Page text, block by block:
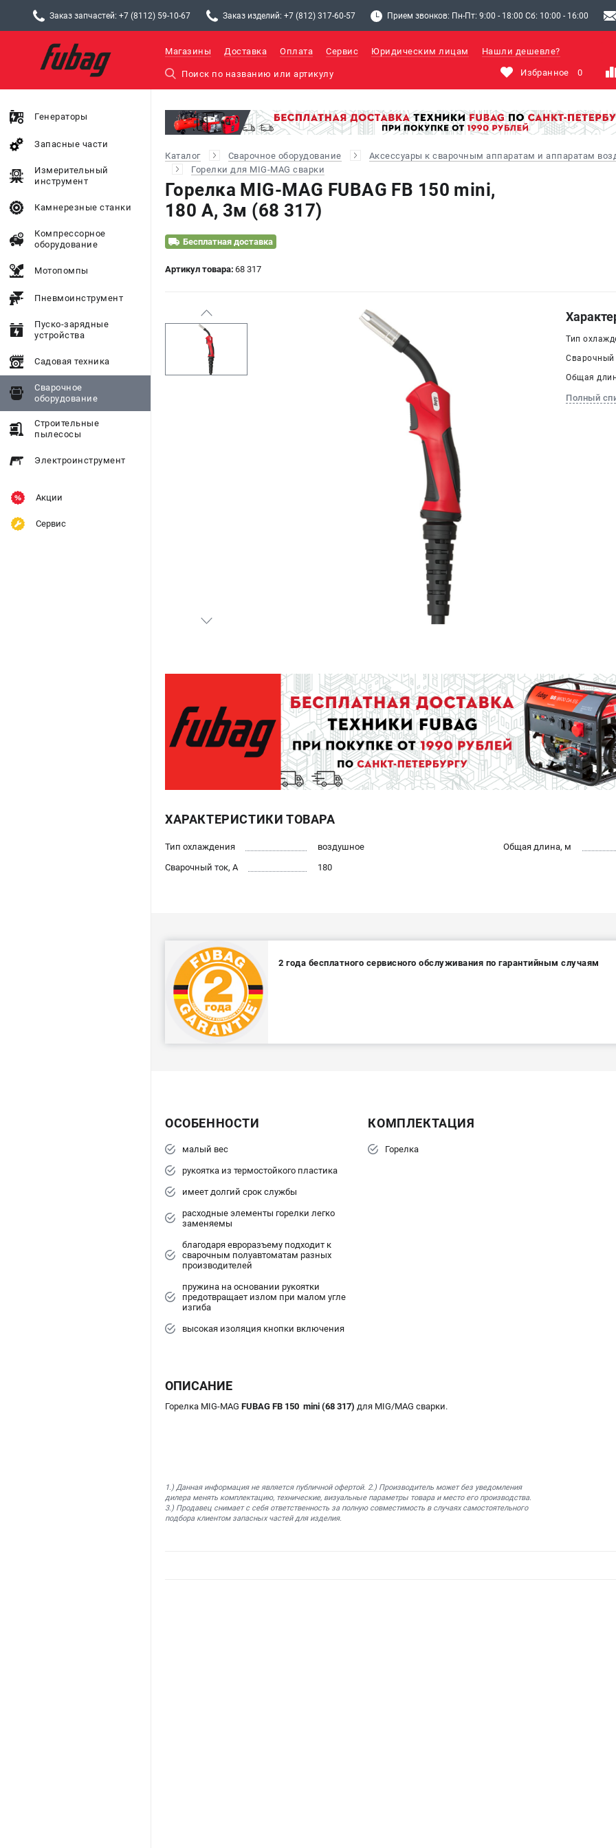
Заказ запчастей: +7 (8112) 59-10-67 Заказ изделий: +7 (812) 317-60-57 Прием звонков: Пн-Пт: 9:00 - 18:00 Сб: 10:00 - 16:00
Магазины Доставка Оплата Сервис Юридическим лицам Нашли дешевле?
Избранное 0
Генераторы
Запасные части
Измерительный
инструмент
Камнерезные станки
Компрессорное
оборудование
Мотопомпы
Пневмоинструмент
Пуско-зарядные
устройства
Садовая техника
Сварочное
оборудование
Строительные
пылесосы
Электроинструмент
Акции
Сервис
Каталог Сварочное оборудование
Аксессуары к сварочным аппаратам и аппаратам
Горелки для MIG-MAG сварки
Горелка MIG-MAG FUBAG FB 150 mini,
180 А, 3м (68 317)
Бесплатная доставка
Артикул товара: 68 317
Тип
Сварочный
Общая
Полный
ХАРАКТЕРИСТИКИ ТОВАРА
Тип охлаждения
воздушное
Сварочный ток, А
180
Общая длина, м
2 года бесплатного сервисного обслуживания по гарантийным случаям
ОСОБЕННОСТИ
малый вес
рукоятка из термостойкого пластика
имеет долгий срок службы
расходные элементы горелки легко
заменяемы
благодаря евроразъему подходит к
сварочным полуавтоматам разных
производителей
пружина на основании рукоятки
предотвращает излом при малом угле
изгиба
высокая изоляция кнопки включения
КОМПЛЕКТАЦИЯ
Горелка
ОПИСАНИЕ
Горелка MIG-MAG FUBAG FB 150 mini (68 317) для MIG/MAG сварки.
1.) Данная информация не является публичной офертой. 2.) Производитель может без уведомления
дилера менять комплектацию, технические, визуальные параметры товара и место его производства.
3.) Продавец снимает с себя ответственность за полную совместимость в случаях самостоятельного
подбора клиентом запасных частей для изделия.